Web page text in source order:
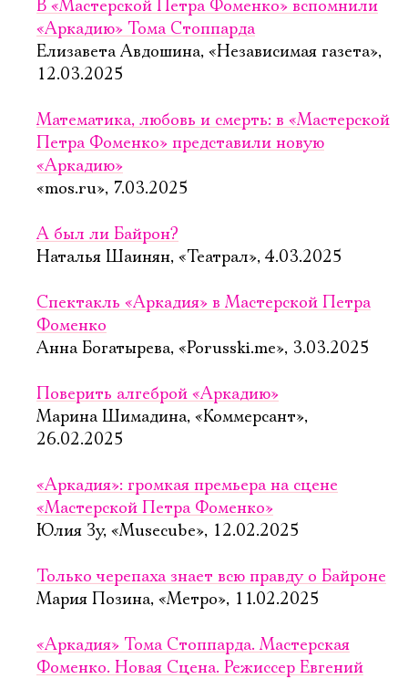
В «Мастерской Петра Фоменко» вспомнили
«Аркадию» Тома Стоппарда
Елизавета Авдошина, «Независимая газета»,
12.03.2025
Математика, любовь и смерть: в «Мастерской
Петра Фоменко» представили новую
«Аркадию»
«mos.ru», 7.03.2025
А был ли Байрон?
Наталья Шаинян, «Театрал», 4.03.2025
Спектакль «Аркадия» в Мастерской Петра
Фоменко
Анна Богатырева, «Porusski.me», 3.03.2025
Поверить алгеброй «Аркадию»
Марина Шимадина, «Коммерсант»,
26.02.2025
«Аркадия»: громкая премьера на сцене
«Мастерской Петра Фоменко»
Юлия Зу, «Musecube», 12.02.2025
Только черепаха знает всю правду о Байроне
Мария Позина, «Метро», 11.02.2025
«Аркадия» Тома Стоппарда. Мастерская
Фоменко. Новая Сцена. Режиссер Евгений